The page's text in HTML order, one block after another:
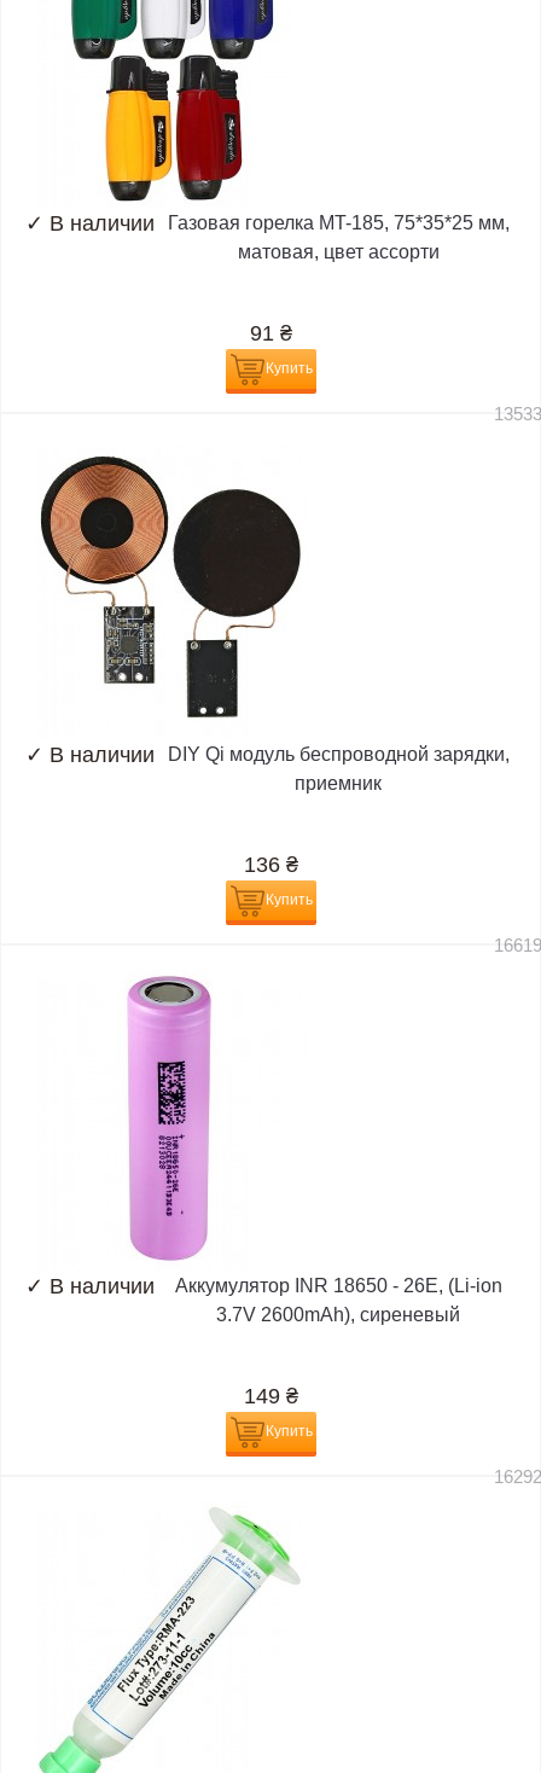
✓ В наличии
Газовая горелка MT-185, 75*35*25 мм,
матовая, цвет ассорти
91 ₴
Купить
✓ В наличии
DIY Qi модуль беспроводной зарядки,
приемник
136 ₴
Купить
✓ В наличии
Аккумулятор INR 18650 - 26E, (Li-ion
3.7V 2600mAh), сиреневый
149 ₴
Купить